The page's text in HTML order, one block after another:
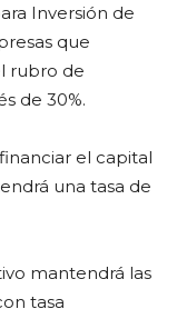
Inversión de
que
rubro de
de 30%.
el capital
una tasa de
mantendrá las
tasa